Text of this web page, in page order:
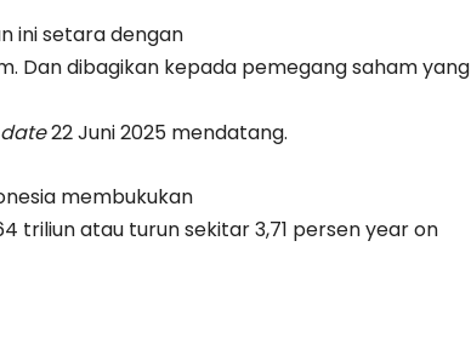
ini setara dengan
Dan dibagikan kepada pemegang saham yang
22 Juni 2025 mendatang.
membukukan
triliun atau turun sekitar 3,71 persen year on